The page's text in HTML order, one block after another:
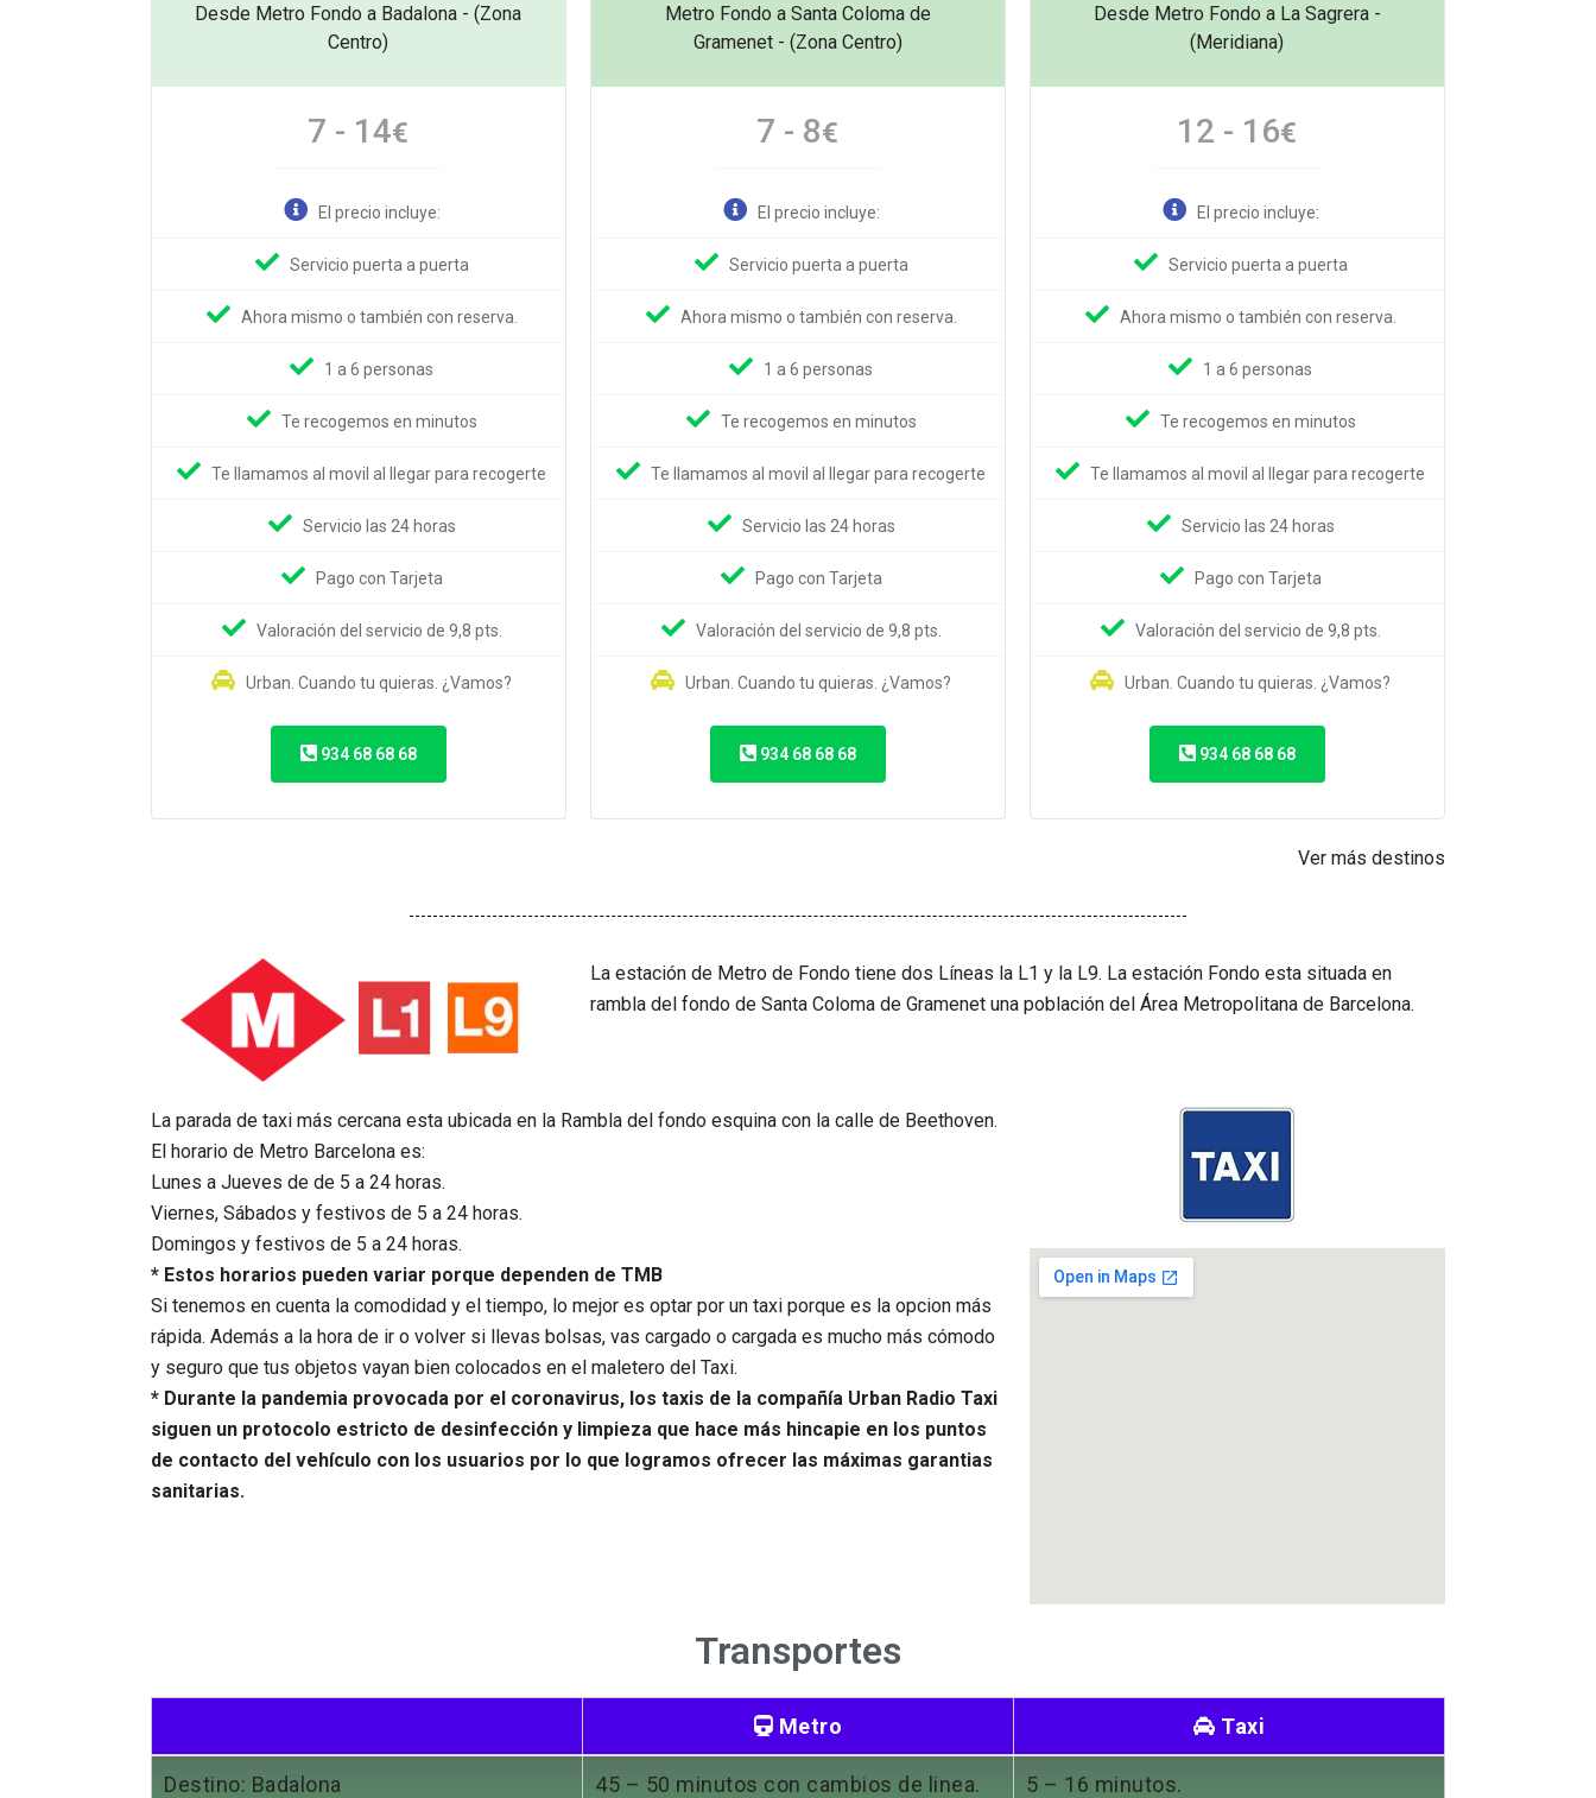
Desde Metro Fondo a Badalona - (Zona
Centro)
7 - 14€
El precio incluye:
Servicio puerta a puerta
Ahora mismo o también con reserva.
1 a 6 personas
Te recogemos en minutos
Te llamamos al movil al llegar para recogerte
Servicio las 24 horas
Pago con Tarjeta
Valoración del servicio de 9,8 pts.
Urban. Cuando tu quieras. ¿Vamos?
934 68 68 68
Metro Fondo a Santa Coloma de
Gramenet - (Zona Centro)
7 - 8€
El precio incluye:
Servicio puerta a puerta
Ahora mismo o también con reserva.
1 a 6 personas
Te recogemos en minutos
Te llamamos al movil al llegar para recogerte
Servicio las 24 horas
Pago con Tarjeta
Valoración del servicio de 9,8 pts.
Urban. Cuando tu quieras. ¿Vamos?
934 68 68 68
Desde Metro Fondo a La Sagrera -
(Meridiana)
12 - 16€
El precio incluye:
Servicio puerta a puerta
Ahora mismo o también con reserva.
1 a 6 personas
Te recogemos en minutos
Te llamamos al movil al llegar para recogerte
Servicio las 24 horas
Pago con Tarjeta
Valoración del servicio de 9,8 pts.
Urban. Cuando tu quieras. ¿Vamos?
934 68 68 68
Ver más destinos
La estación de Metro de Fondo tiene dos Líneas la L1 y la L9. La estación Fondo esta situada en
rambla del fondo de Santa Coloma de Gramenet una población del Área Metropolitana de Barcelona.
La parada de taxi más cercana esta ubicada en la Rambla del fondo esquina con la calle de Beethoven.
El horario de Metro Barcelona es:
Lunes a Jueves de de 5 a 24 horas.
Viernes, Sábados y festivos de 5 a 24 horas.
Domingos y festivos de 5 a 24 horas.
* Estos horarios pueden variar porque dependen de TMB
Si tenemos en cuenta la comodidad y el tiempo, lo mejor es optar por un taxi porque es la opcion más
rápida. Además a la hora de ir o volver si llevas bolsas, vas cargado o cargada es mucho más cómodo
y seguro que tus objetos vayan bien colocados en el maletero del Taxi.
* Durante la pandemia provocada por el coronavirus, los taxis de la compañía Urban Radio Taxi
siguen un protocolo estricto de desinfección y limpieza que hace más hincapie en los puntos
de contacto del vehículo con los usuarios por lo que logramos ofrecer las máximas garantias
sanitarias.
Transportes
Metro Taxi
Destino: Badalona 45 – 50 minutos con cambios de linea. 5 – 16 minutos.